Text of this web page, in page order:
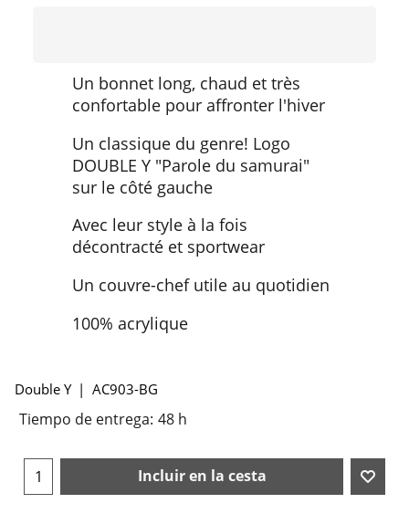
Un bonnet long, chaud et très
confortable pour affronter l'hiver
Un classique du genre! Logo
DOUBLE Y "Parole du samurai"
sur le côté gauche
Avec leur style à la fois
décontracté et sportwear
Un couvre-chef utile au quotidien
100% acrylique
Double Y AC903-BG
Tiempo de entrega: 48 h
Incluir en la cesta